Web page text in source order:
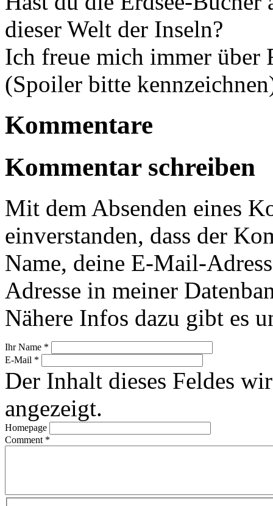
dieser Welt der Inseln?
Ich freue mich immer über
(Spoiler bitte
Kommentare
Kommentar schreiben
Mit dem Absenden eines
einverstanden, dass der
Name, deine E-Mail-
Adresse in meiner
Nähere Infos dazu gibt es
Ihr Name *
E-Mail *
Der Inhalt dieses Feldes
angezeigt.
Homepage
Comment *